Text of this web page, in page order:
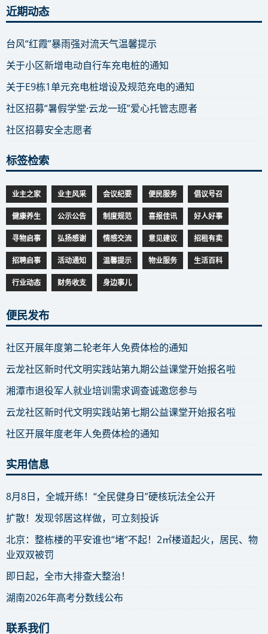
近期动态
台风“红霞”暴雨强对流天气温馨提示
关于小区新增电动自行车充电桩的通知
关于E9栋1单元充电桩增设及规范充电的通知
社区招募“暑假学堂·云龙一班”爱心托管志愿者
社区招募安全志愿者
标签检索
业主之家 业主风采 会议纪要 便民服务 倡议号召
健康养生 公示公告 制度规范 喜报佳讯 好人好事
寻物启事 弘扬感谢 情感交流 意见建议 招租有卖
招聘启事 活动通知 温馨提示 物业服务 生活百科
行业动态 财务收支 身边事儿
便民发布
社区开展年度第二轮老年人免费体检的通知
云龙社区新时代文明实践站第九期公益课堂开始报名啦
湘潭市退役军人就业培训需求调查诚邀您参与
云龙社区新时代文明实践站第七期公益课堂开始报名啦
社区开展年度老年人免费体检的通知
实用信息
8月8日，全城开练！“全民健身日”硬核玩法全公开
扩散！发现邻居这样做，可立刻投诉
北京：整栋楼的平安谁也“堵”不起！2㎡楼道起火，居民、物
业双双被罚
即日起，全市大排查大整治！
湖南2026年高考分数线公布
联系我们